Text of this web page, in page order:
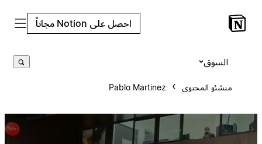
احصل على Notion مجاناً
منشئو المحتوى Pablo Martinez